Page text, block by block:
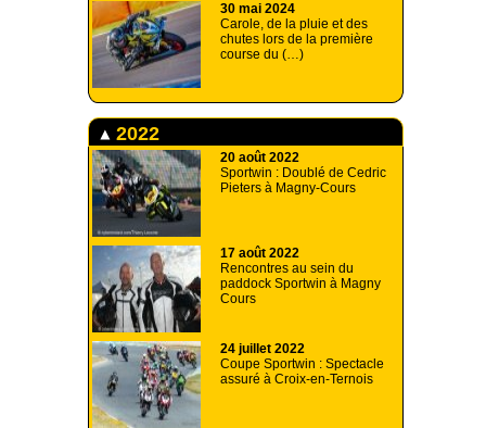
30 mai 2024
Carole, de la pluie et des
chutes lors de la première
course du (…)
2022
20 août 2022
Sportwin : Doublé de Cedric
Pieters à Magny-Cours
17 août 2022
Rencontres au sein du
paddock Sportwin à Magny
Cours
24 juillet 2022
Coupe Sportwin : Spectacle
assuré à Croix-en-Ternois